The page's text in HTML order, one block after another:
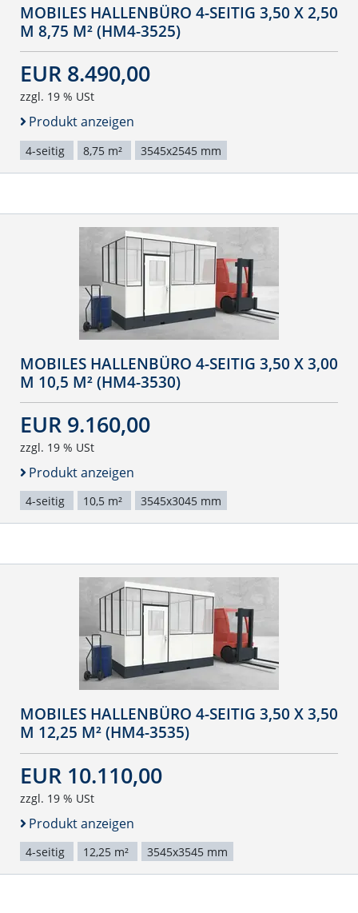
MOBILES HALLENBÜRO 4-SEITIG 3,50 X 2,50
M 8,75 M² (HM4-3525)
EUR 8.490,00
zzgl. 19 % USt
Produkt anzeigen
4-seitig 8,75 m² 3545x2545 mm
MOBILES HALLENBÜRO 4-SEITIG 3,50 X 3,00
M 10,5 M² (HM4-3530)
EUR 9.160,00
zzgl. 19 % USt
Produkt anzeigen
4-seitig 10,5 m² 3545x3045 mm
MOBILES HALLENBÜRO 4-SEITIG 3,50 X 3,50
M 12,25 M² (HM4-3535)
EUR 10.110,00
zzgl. 19 % USt
Produkt anzeigen
4-seitig 12,25 m² 3545x3545 mm